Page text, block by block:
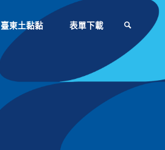
臺東土黏黏 表單下載